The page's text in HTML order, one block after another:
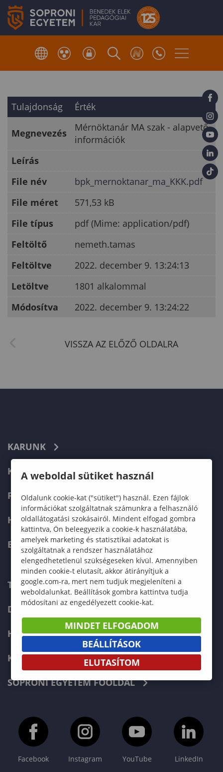
Tulajdonság Érték
Megnevezés
Mérnöktanár MA szak - alapvető
információk
Leírás
File név
bpk_mernoktanar_ma_KKK.pdf
File méret
571,53 kB
File típus
pdf (Mime: application/pdf)
Feltöltő
nemeth.tamas
Feltöltve
2022. december 9. 13:24:13
Letöltve
1801 alkalommal
Módosítva
2022. december 9. 13:24:22
KARUNK
KÉPZÉSEK
FELVÉTELIZŐKNEK
HALLGATÓKNAK
ERASMUS+
TELEFONKÖNYV
DOKUMENTUMOK
HÍREK
KAPCSOLAT
SOPRONI EGYETEM FŐOLDAL
Facebook Instagram YouTube LinkedIn
A weboldal sütiket használ
Oldalunk cookie-kat ("sütiket") használ. Ezen fájlok
információkat szolgáltatnak számunkra a felhasználó
oldallátogatási szokásairól. Mindent elfogad gombra
kattintva, Ön beleegyezik a cookie-k használatába,
amelyek marketing és statisztikai adatokat is
szolgáltatnak a rendszer használatához
elengedhetetlenül szükségeseken kívül. Amennyiben
minden cookie-t elutasít, akkor átirányítjuk a
google.com-ra, mert nem tudjuk megjeleníteni a
weboldalunkat. Beállítások gombra kattintva tudja
módosítani az engedélyezett cookie-kat.
MINDET ELFOGADOM
BEÁLLÍTÁSOK
ELUTASÍTOM